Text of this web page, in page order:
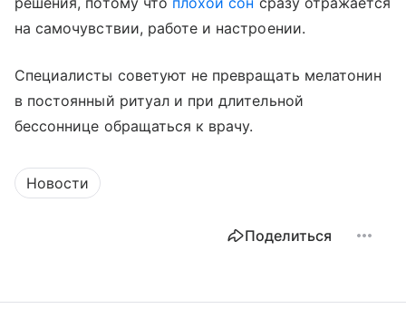
на самочувствии, работе и настроении.
Специалисты советуют не превращать мелатонин
в постоянный ритуал и при длительной
бессоннице обращаться к врачу.
Новости
Поделиться